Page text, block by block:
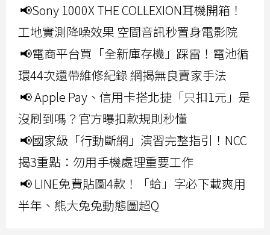
📢Sony 1000X THE COLLEXION耳機開箱！
工地實測降噪效果 空間音訊秒置身電影院
📢電商平台買「全新庫存機」踩雷！電池循
環44次還帶維修紀錄 網揭無良賣家手法
📢 Apple Pay、信用卡搭北捷「只扣1元」是
沒刷到嗎？官方曝扣款規則秒懂
📢國家級「行動斷網」演習完整指引！NCC
揭3重點：勿用手機處理重要工作
📢 LINE免費貼圖4款！「蛤」字必下載爽用
半年、熊大兔兔動態圖超Q